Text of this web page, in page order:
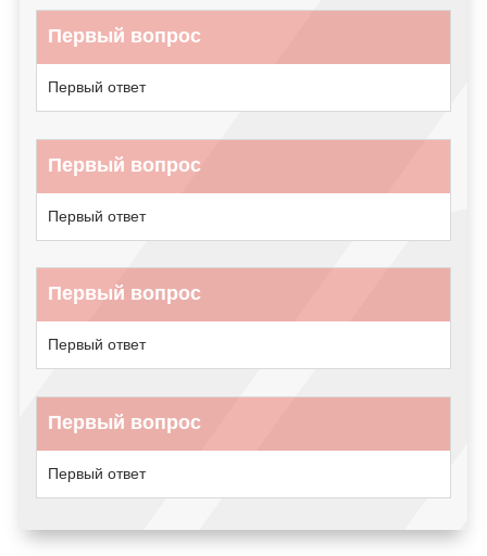
Первый вопрос
Первый ответ
Первый вопрос
Первый ответ
Первый вопрос
Первый ответ
Первый вопрос
Первый ответ